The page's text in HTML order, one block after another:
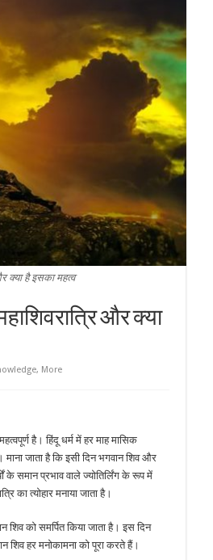
क्या है इसका महत्व
और क्या
, More
है। हिंदू धर्म में हर माह मासिक
माना जाता है कि इसी दिन भगवान शिव और
के समान प्रभाव वाले ज्योतिर्लिंग के रूप में
का त्योहार मनाया जाता है।
शिव को समर्पित किया जाता है। इस दिन
शिव हर मनोकामना को पूरा करते हैं।